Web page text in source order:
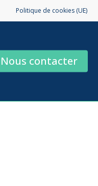
Politique de cookies (UE)
Nous contacter